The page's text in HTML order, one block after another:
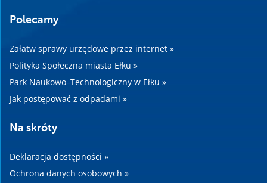
Polecamy
Załatw sprawy urzędowe przez internet »
Polityka Społeczna miasta Ełku »
Park Naukowo–Technologiczny w Ełku »
Jak postępować z odpadami »
Na skróty
Deklaracja dostępności »
Ochrona danych osobowych »